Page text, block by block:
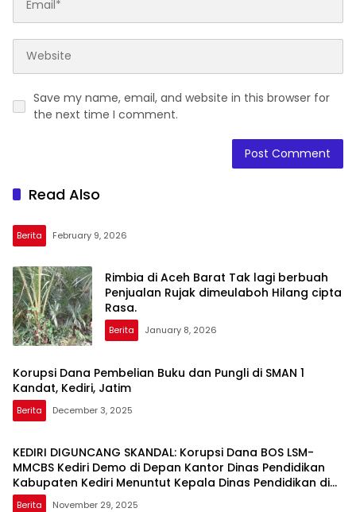
Save my name, email, and website in this browser for
the next time I comment.
Read Also
Berita February 9, 2026
Rimbia di Aceh Barat Tak lagi berbuah
Penjualan Rujak dimeulaboh Hilang cipta
Rasa.
Berita January 8, 2026
Korupsi Dana Pembelian Buku dan Pungli di SMAN 1
Kandat, Kediri, Jatim
Berita December 3, 2025
KEDIRI DIGUNCANG SKANDAL: Korupsi Dana BOS LSM-
MMCBS Kediri Demo di Depan Kantor Dinas Pendidikan
Kabupaten Kediri Menuntut Kepala Dinas Pendidikan di
Copot dari Jabatannya
Berita November 29, 2025